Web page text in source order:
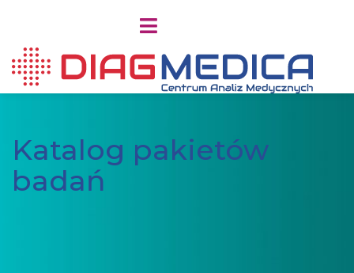
Katalog pakietów
badań